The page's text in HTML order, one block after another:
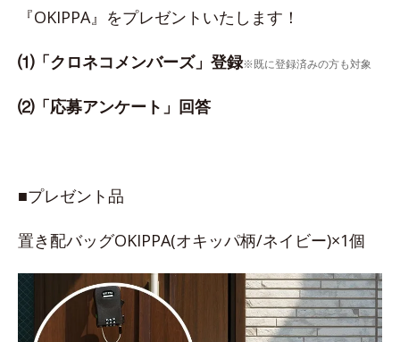
『OKIPPA』をプレゼントいたします！
⑴「クロネコメンバーズ」登録※既に登録済みの方も対象
⑵「応募アンケート」回答
■プレゼント品
置き配バッグOKIPPA(オキッパ柄/ネイビー)×1個